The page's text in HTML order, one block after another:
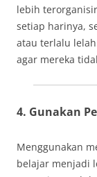
lebih
setiap harinya,
atau terlalu
agar mereka
4. Gunakan
Menggunakan
belajar menjadi